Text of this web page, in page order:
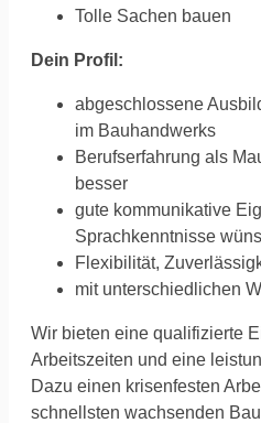
Tolle Sachen bauen
Dein Profil:
abgeschlossene
im Bauhandwerks
Berufserfahrung als
besser
gute kommunikative
Sprachkenntnisse
Flexibilität,
mit unterschiedlichen
Wir bieten eine qualifizierte
Arbeitszeiten und eine
Dazu einen krisenfesten
schnellsten wachsenden